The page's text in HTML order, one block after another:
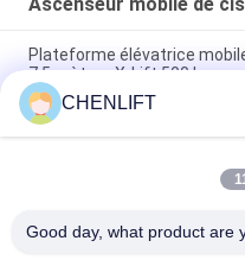
Plateforme élévatrice
7,5 mètres X-Lift 500 kg
Plateforme élévatrice à
avec dispositif motorisé,
Mini Plate-forme élévatrice
CHENLIFT
Good day, what product are